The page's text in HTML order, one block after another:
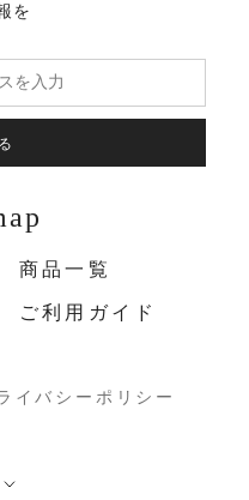
を
商品一覧
ご利用ガイド
イバシーポリシー